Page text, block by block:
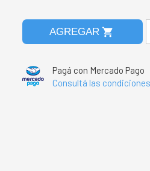
AGREGAR shopping_cart
Pagá con Mercado Pago
Consultá las